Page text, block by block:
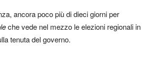
ancora poco più di dieci giorni per
che vede nel mezzo le elezioni regionali in
tenuta del governo.